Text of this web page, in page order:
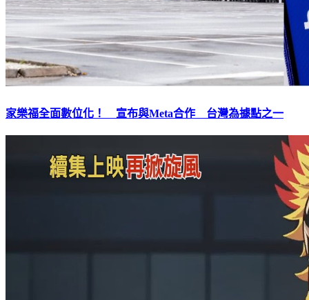
家樂福全面數位化！ 宣布與Meta合作 台灣為據點之一